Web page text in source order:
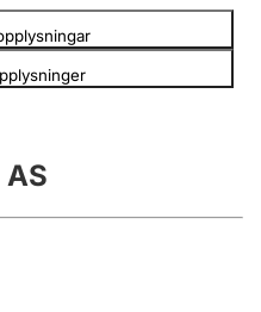
AS